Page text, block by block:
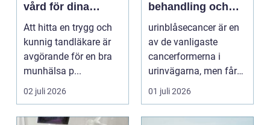
vård för dina
tänder
Att hitta en trygg och
kunnig tandläkare är
avgörande för en bra
munhälsa p...
02 juli 2026
behandling och
vägen vidare
urinblåsecancer är en
av de vanligaste
cancerformerna i
urinvägarna, men får
ofta mindre
uppmärksamh...
01 juli 2026